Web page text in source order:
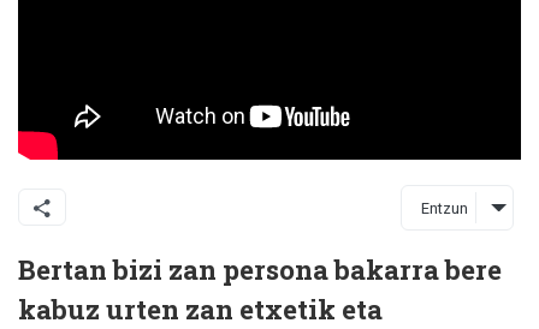
Entzun
Bertan bizi zan persona bakarra bere
kabuz urten zan etxetik eta